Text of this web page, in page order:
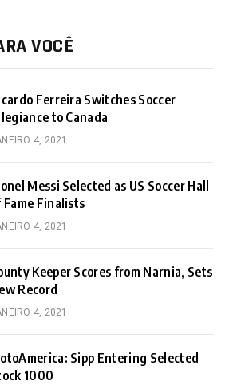
VOCÊ
Ferreira Switches Soccer
to Canada
4, 2021
Messi Selected as US Soccer Hall
Fame Finalists
4, 2021
Keeper Scores from Narnia, Sets
Record
4, 2021
Sipp Entering Selected
1000